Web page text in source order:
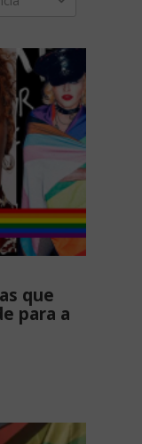
que
para a